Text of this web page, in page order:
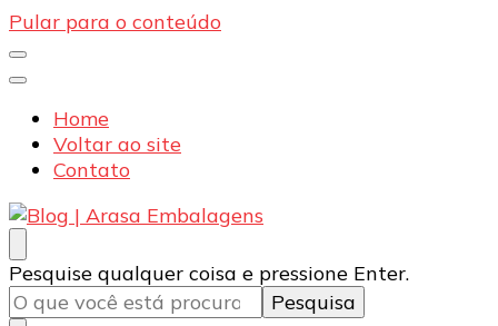
Pular para o conteúdo
Home
Voltar ao site
Contato
Blog | Arasa Embalagens
Confira conteúdos sobre embalagens para pizzas,
doces e salgados. Tudo para seu comércio com a
qualidade Arasa. Leia nossos conteúdos!
Procurando
algo?
Pesquise qualquer coisa e pressione Enter.